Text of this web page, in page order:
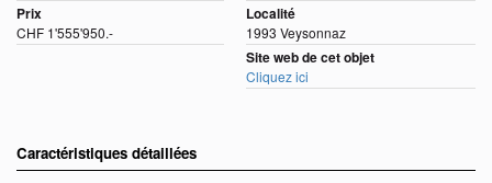
Prix
CHF 1'555'950.-
Localité
1993 Veysonnaz
Site web de cet objet
Cliquez ici
Caractéristiques détaillées